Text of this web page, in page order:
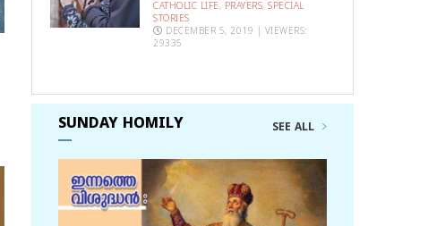
CATHOLIC LIFE, PRAYERS, SPECIAL
STORIES
DECEMBER 5, 2019 | VIEWERS:
29335
SUNDAY HOMILY SEE ALL